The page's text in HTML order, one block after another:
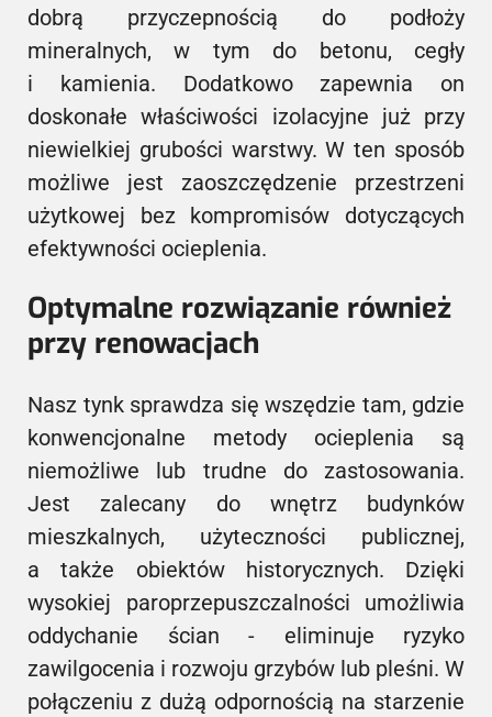
dobrą przyczepnością do podłoży
mineralnych, w tym do betonu, cegły
i kamienia. Dodatkowo zapewnia on
doskonałe właściwości izolacyjne już przy
niewielkiej grubości warstwy. W ten sposób
możliwe jest zaoszczędzenie przestrzeni
użytkowej bez kompromisów dotyczących
efektywności ocieplenia.
Optymalne rozwiązanie również
przy renowacjach
Nasz tynk sprawdza się wszędzie tam, gdzie
konwencjonalne metody ocieplenia są
niemożliwe lub trudne do zastosowania.
Jest zalecany do wnętrz budynków
mieszkalnych, użyteczności publicznej,
a także obiektów historycznych. Dzięki
wysokiej paroprzepuszczalności umożliwia
oddychanie ścian - eliminuje ryzyko
zawilgocenia i rozwoju grzybów lub pleśni. W
połączeniu z dużą odpornością na starzenie